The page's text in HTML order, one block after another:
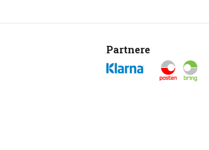
Partnere